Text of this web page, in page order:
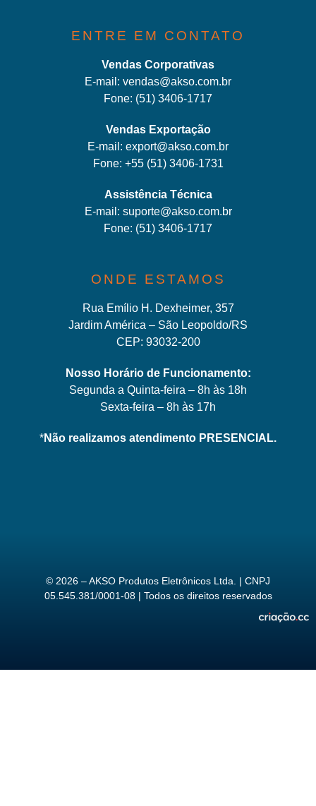
ENTRE EM CONTATO
Vendas Corporativas
E-mail: vendas@akso.com.br
Fone: (51) 3406-1717
Vendas Exportação
E-mail: export@akso.com.br
Fone: +55 (51) 3406-1731
Assistência Técnica
E-mail: suporte@akso.com.br
Fone: (51) 3406-1717
ONDE ESTAMOS
Rua Emílio H. Dexheimer, 357
Jardim América – São Leopoldo/RS
CEP: 93032-200
Nosso Horário de Funcionamento:
Segunda a Quinta-feira – 8h às 18h
Sexta-feira – 8h às 17h
*Não realizamos atendimento PRESENCIAL.
© 2026 – AKSO Produtos Eletrônicos Ltda. | CNPJ
05.545.381/0001-08 | Todos os direitos reservados